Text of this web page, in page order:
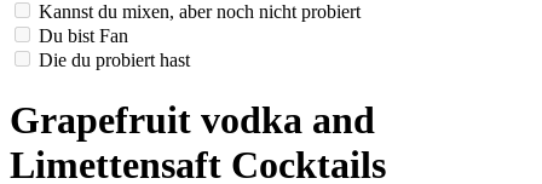
Kannst du mixen, aber noch nicht probiert
Du bist Fan
Die du probiert hast
Grapefruit vodka and
Limettensaft Cocktails